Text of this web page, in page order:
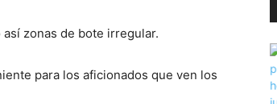
así zonas de bote irregular.
para los aficionados que ven los